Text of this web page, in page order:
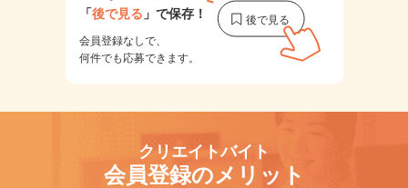
「後で見る 」で保存！
会員登録なしで、
何件でも応募できます。
クリエイトバイト
会員登録のメリット